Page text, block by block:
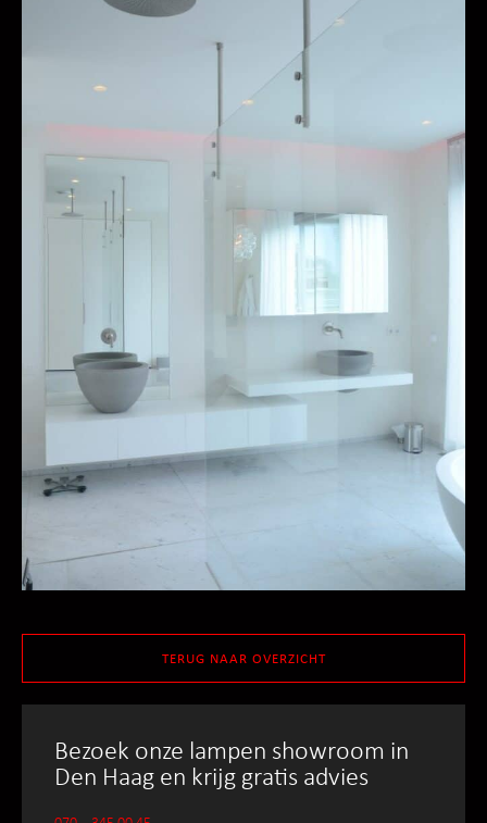
TERUG NAAR OVERZICHT
Bezoek onze lampen showroom in
Den Haag en krijg gratis advies